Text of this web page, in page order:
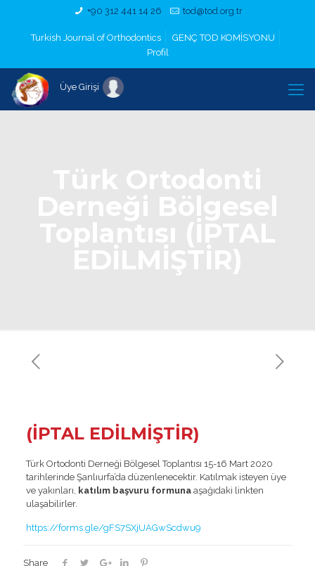
+90 312 441 14 26 tod@tod.org.tr
Turkish Journal of Orthodontics
GENÇ TOD KOMİSYONU
Profil
Üye Girişi
(İPTAL EDİLMİŞTİR)
Türk Ortodonti Derneği Bölgesel Toplantısı 15-16 Mart 2020
tarihlerinde Şanlıurfa’da düzenlenecektir. Katılmak isteyen üye
ve yakınları, katılım başvuru formunaaşağıdaki linkten
ulaşabilirler.
https://forms.gle/gFS7SXjUAGwScdwu9
Share